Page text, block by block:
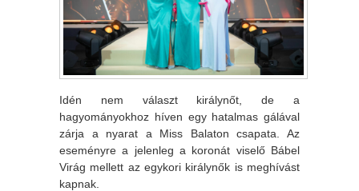
Idén nem választ királynőt, de a
hagyományokhoz híven egy hatalmas gálával
zárja a nyarat a Miss Balaton csapata. Az
eseményre a jelenleg a koronát viselő Bábel
Virág mellett az egykori királynők is meghívást
kapnak.